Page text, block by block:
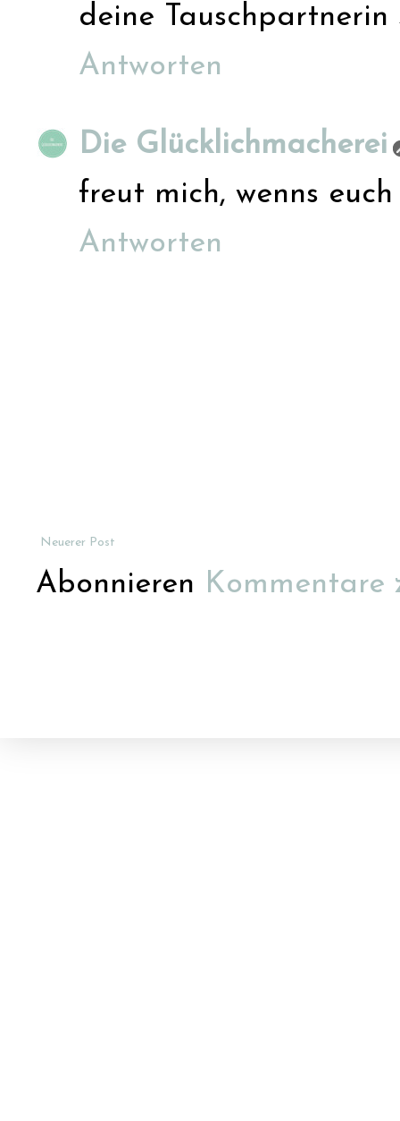
deine
Antworten
Die Glücklichmacherei
freut mich, wenns
Antworten
Neuerer Post
Abonnieren Kommentare